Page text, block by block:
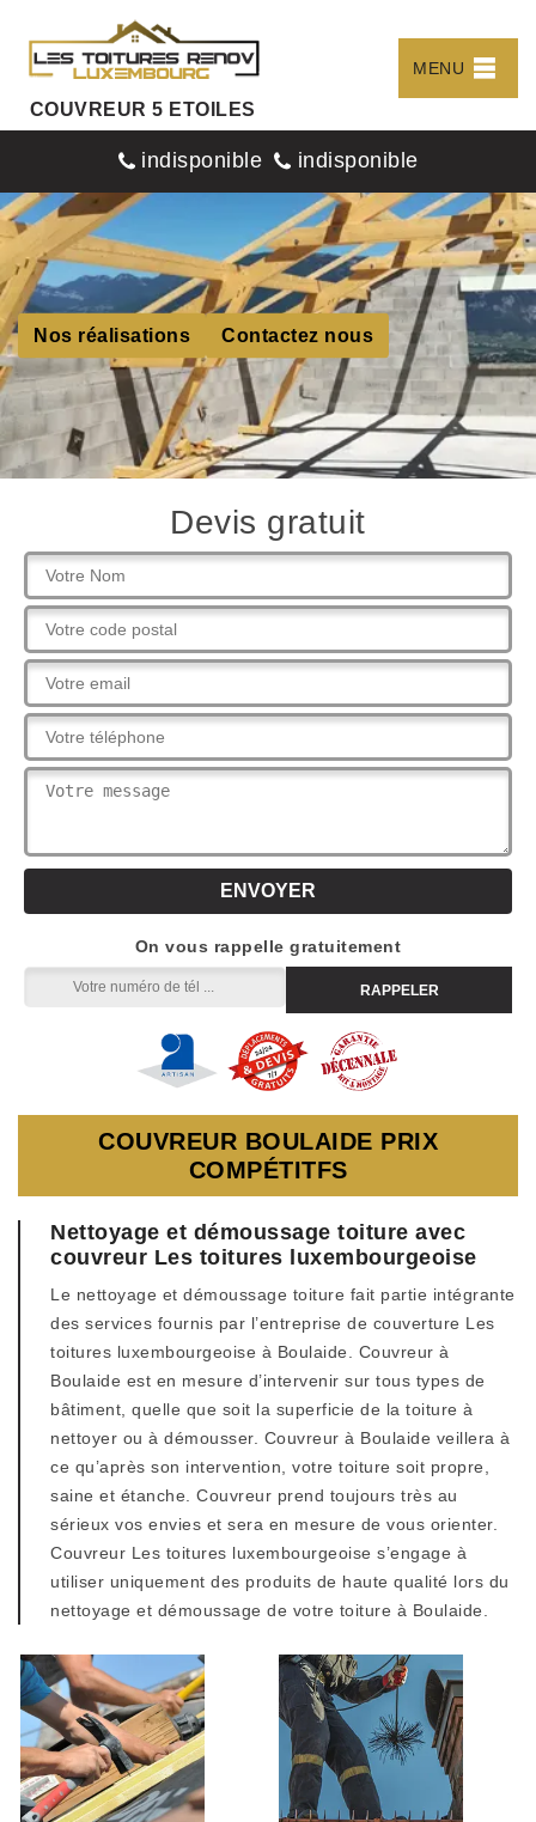
COUVREUR 5 ETOILES
MENU
indisponible indisponible
Nos réalisations Contactez nous
Devis gratuit
On vous rappelle gratuitement
COUVREUR BOULAIDE PRIX
COMPÉTITFS
Nettoyage et démoussage toiture avec
couvreur Les toitures luxembourgeoise
Le nettoyage et démoussage toiture fait partie intégrante
des services fournis par l’entreprise de couverture Les
toitures luxembourgeoise à Boulaide. Couvreur à
Boulaide est en mesure d’intervenir sur tous types de
bâtiment, quelle que soit la superficie de la toiture à
nettoyer ou à démousser. Couvreur à Boulaide veillera à
ce qu’après son intervention, votre toiture soit propre,
saine et étanche. Couvreur prend toujours très au
sérieux vos envies et sera en mesure de vous orienter.
Couvreur Les toitures luxembourgeoise s’engage à
utiliser uniquement des produits de haute qualité lors du
nettoyage et démoussage de votre toiture à Boulaide.